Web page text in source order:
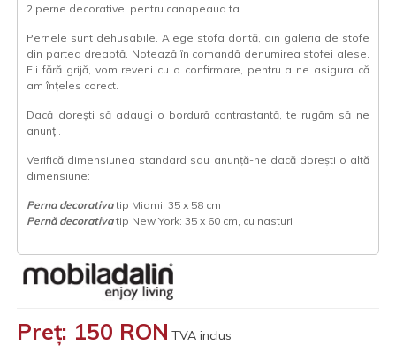
2 perne decorative, pentru canapeaua ta.
Pernele sunt dehusabile. Alege stofa dorită, din galeria de stofe
din partea dreaptă. Notează în comandă denumirea stofei alese.
Fii fără grijă, vom reveni cu o confirmare, pentru a ne asigura că
am înțeles corect.
Dacă dorești să adaugi o bordură contrastantă, te rugăm să ne
anunți.
Verifică dimensiunea standard sau anunță-ne dacă dorești o altă
dimensiune:
Perna decorativatip Miami: 35 x 58 cm
Pernă decorativatip New York: 35 x 60 cm, cu nasturi
Preț: 150 RON TVA inclus